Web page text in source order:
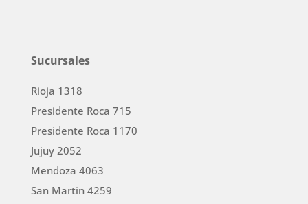
Sucursales
Rioja 1318
Presidente Roca 715
Presidente Roca 1170
Jujuy 2052
Mendoza 4063
San Martin 4259